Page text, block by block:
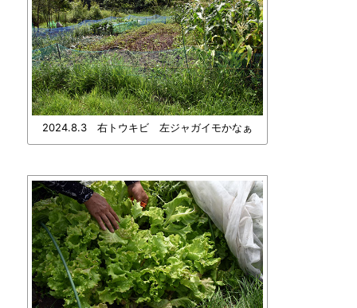
2024.8.3 右トウキビ 左ジャガイモかなぁ